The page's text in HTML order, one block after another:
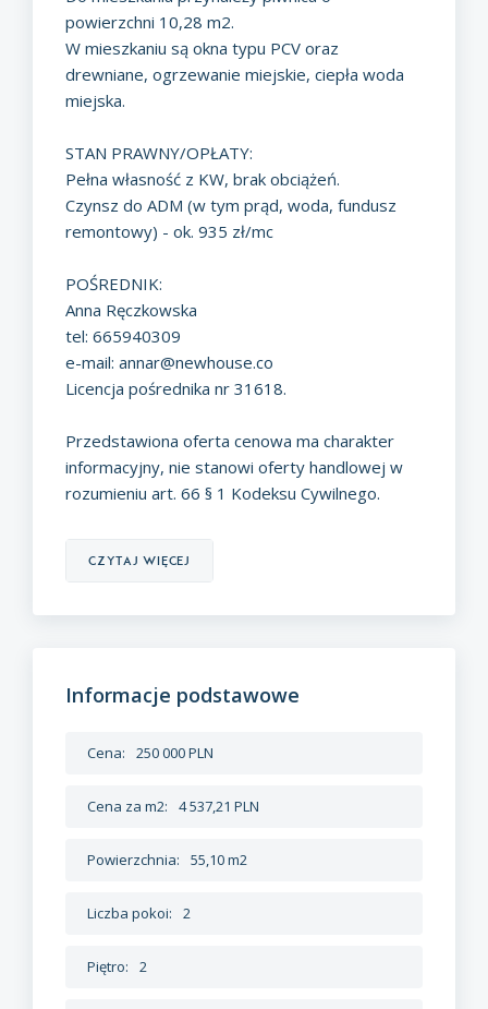
powierzchni 10,28 m2.
W mieszkaniu są okna typu PCV oraz
drewniane, ogrzewanie miejskie, ciepła woda
miejska.
STAN PRAWNY/OPŁATY:
Pełna własność z KW, brak obciążeń.
Czynsz do ADM (w tym prąd, woda, fundusz
remontowy) - ok. 935 zł/mc
POŚREDNIK:
Anna Ręczkowska
tel: 665940309
e-mail: annar@newhouse.co
Licencja pośrednika nr 31618.
Przedstawiona oferta cenowa ma charakter
informacyjny, nie stanowi oferty handlowej w
rozumieniu art. 66 § 1 Kodeksu Cywilnego.
czytaj więcej
Informacje podstawowe
Cena: 250 000 PLN
Cena za m2: 4 537,21 PLN
Powierzchnia: 55,10 m2
Liczba pokoi: 2
Piętro: 2